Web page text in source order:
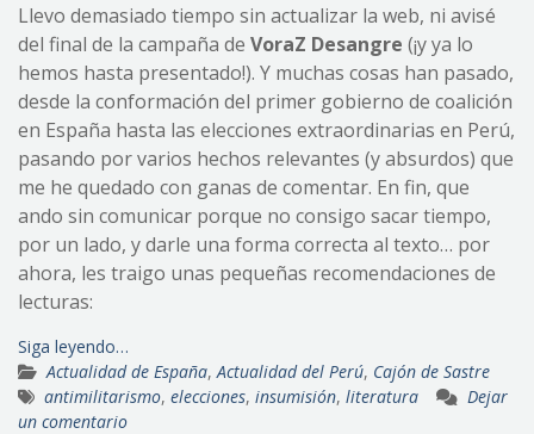
Llevo demasiado tiempo sin actualizar la web, ni avisé
del final de la campaña de VoraZ Desangre (¡y ya lo
hemos hasta presentado!). Y muchas cosas han pasado,
desde la conformación del primer gobierno de coalición
en España hasta las elecciones extraordinarias en Perú,
pasando por varios hechos relevantes (y absurdos) que
me he quedado con ganas de comentar. En fin, que
ando sin comunicar porque no consigo sacar tiempo,
por un lado, y darle una forma correcta al texto… por
ahora, les traigo unas pequeñas recomendaciones de
lecturas:
Siga leyendo…
Actualidad de España,Actualidad del Perú, Cajón de Sastre
antimilitarismo, elecciones, insumisión, literatura
Dejar
un comentario